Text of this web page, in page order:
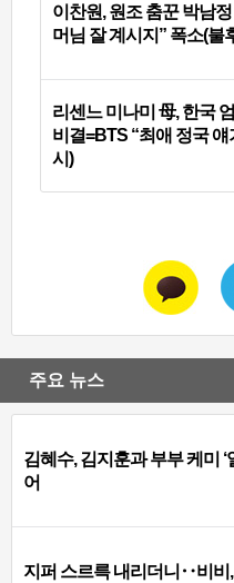
이찬원, 원조 춤꾼 박남
머님 잘 계시지” 폭소(불
리센느 미나미 母, 한국
비결=BTS “최애 정국
시)
주요 뉴스
김혜수, 김지훈과 부부 케미 ‘
어
지퍼 스르륵 내리더니‥비비